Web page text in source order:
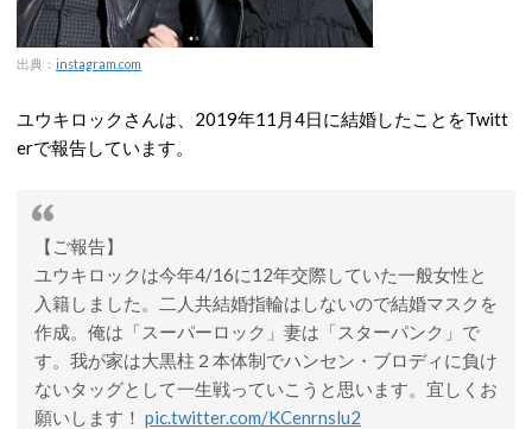
出典： instagram.com
ユウキロックさんは、2019年11月4日に結婚したことをTwitt
erで報告しています。
【ご報告】
ユウキロックは今年4/16に12年交際していた一般女性と
入籍しました。二人共結婚指輪はしないので結婚マスクを
作成。俺は「スーパーロック」妻は「スターパンク」で
す。我が家は大黒柱２本体制でハンセン・ブロディに負け
ないタッグとして一生戦っていこうと思います。宜しくお
願いします！ pic.twitter.com/KCenrnslu2